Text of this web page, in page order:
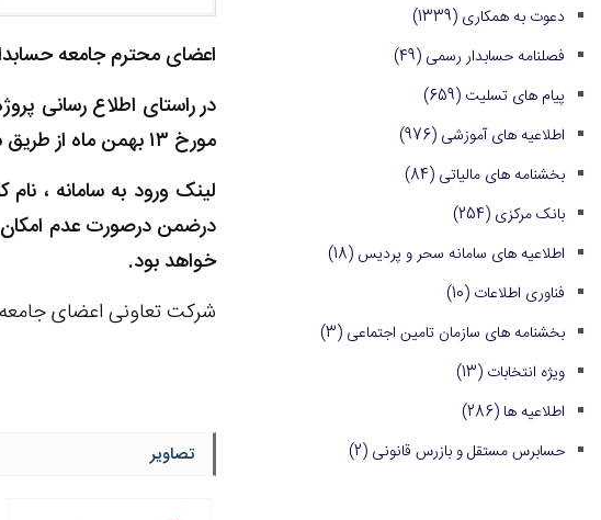
دعوت به همکاری (1339)
فصلنامه حسابدار رسمی (49)
پیام های تسلیت (659)
اطلاعیه های آموزشی (976)
بخشنامه های مالیاتی (84)
بانک مرکزی (254)
اطلاعیه های سامانه سحر و پردیس (18)
فناوری اطلاعات (10)
بخشنامه های سازمان تامین اجتماعی (3)
ویژه انتخابات (13)
اطلاعیه ها (286)
حسابرس مستقل و بازرس قانونی (2)
اعضای محترم جامعه
مورخ ۱۳ بهمن ماه از طریق سامانه مرکز آموزش و تحقیقات جامعه حسابداران رسمی ایران برگزار می‌گردد.
لینک ورود به سامانه ،
درضمن درصورت عدم امکان
خواهد بود.
شرکت تعاونی اعضای
تصاویر